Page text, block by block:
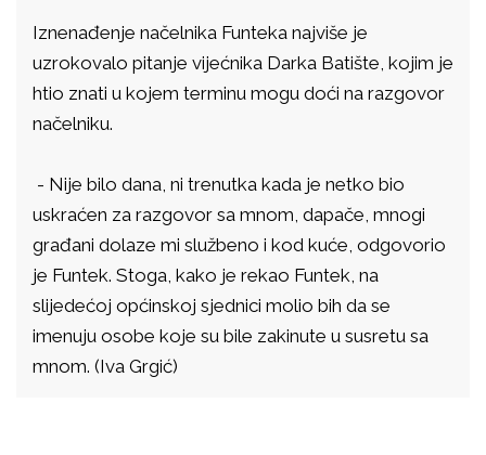
Iznenađenje načelnika Funteka najviše je
uzrokovalo pitanje vijećnika Darka Batište, kojim je
htio znati u kojem terminu mogu doći na razgovor
načelniku.
- Nije bilo dana, ni trenutka kada je netko bio
uskraćen za razgovor sa mnom, dapače, mnogi
građani dolaze mi službeno i kod kuće, odgovorio
je Funtek. Stoga, kako je rekao Funtek, na
slijedećoj općinskoj sjednici molio bih da se
imenuju osobe koje su bile zakinute u susretu sa
mnom. (Iva Grgić)